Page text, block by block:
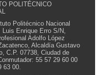
POLITÉCNICO
Politécnico Nacional
Luis Enrique Erro S/N,
Adolfo López
Alcaldía Gustavo
C.P. 07738, Ciudad de
55 57 29 60 00
63 00.